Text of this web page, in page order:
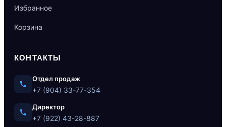
Избранное
Корзина
КОНТАКТЫ
Отдел продаж
+7 (904) 33-77-354
Директор
+7 (922) 43-28-887